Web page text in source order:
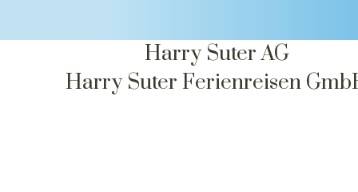
Harry Suter AG
Harry Suter Ferienreisen